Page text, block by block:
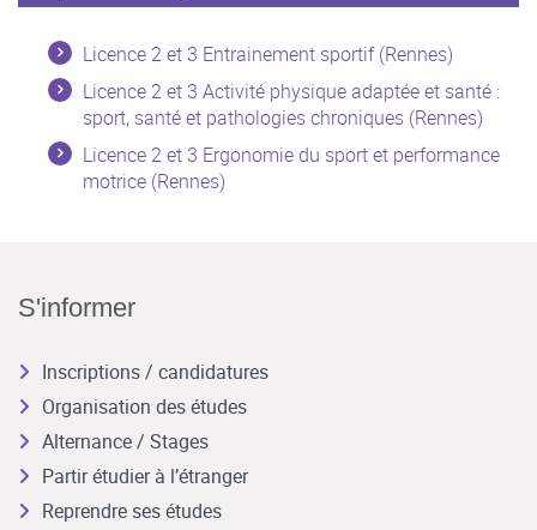
Licence 2 et 3 Entrainement sportif (Rennes)
Licence 2 et 3 Activité physique adaptée et santé :
sport, santé et pathologies chroniques (Rennes)
Licence 2 et 3 Ergonomie du sport et performance
motrice (Rennes)
S'informer
Inscriptions / candidatures
Organisation des études
Alternance / Stages
Partir étudier à l’étranger
Reprendre ses études